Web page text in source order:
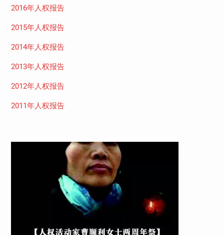
2016年人权报告
2015年人权报告
2014年人权报告
2013年人权报告
2012年人权报告
2011年人权报告